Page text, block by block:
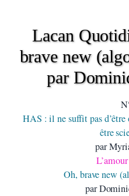
Lacan
brave new
par
HAS : il ne suffit pas d’être
être
par
Oh, brave new
par